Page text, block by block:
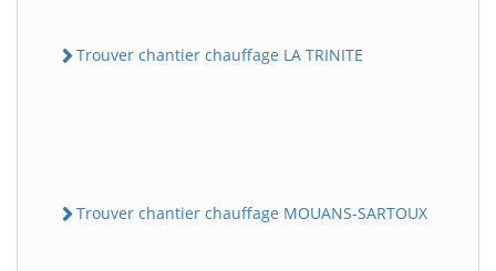
Trouver chantier chauffage LA TRINITE
Trouver chantier chauffage MOUANS-SARTOUX